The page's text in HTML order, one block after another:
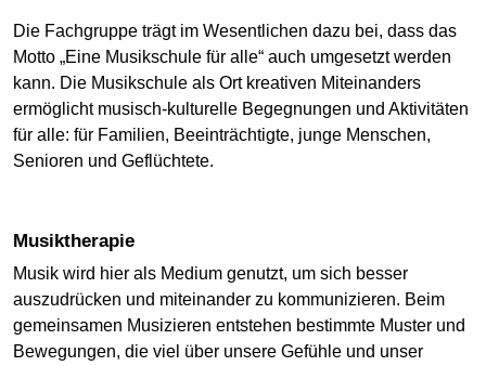
Die Fachgruppe trägt im Wesentlichen dazu bei, dass das
Motto „Eine Musikschule für alle“ auch umgesetzt werden
kann. Die Musikschule als Ort kreativen Miteinanders
ermöglicht musisch-kulturelle Begegnungen und Aktivitäten
für alle: für Familien, Beeinträchtigte, junge Menschen,
Senioren und Geflüchtete.
Musiktherapie
Musik wird hier als Medium genutzt, um sich besser
auszudrücken und miteinander zu kommunizieren. Beim
gemeinsamen Musizieren entstehen bestimmte Muster und
Bewegungen, die viel über unsere Gefühle und unser